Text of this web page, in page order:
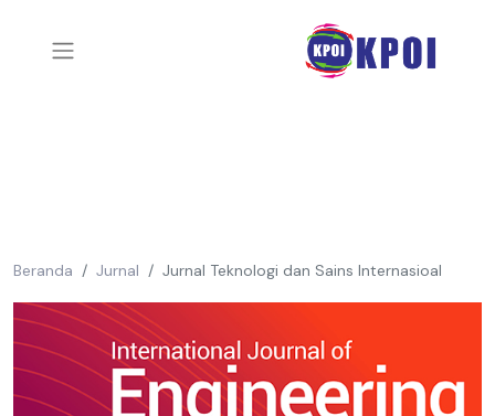
Beranda Jurnal Jurnal Teknologi dan Sains Internasioal